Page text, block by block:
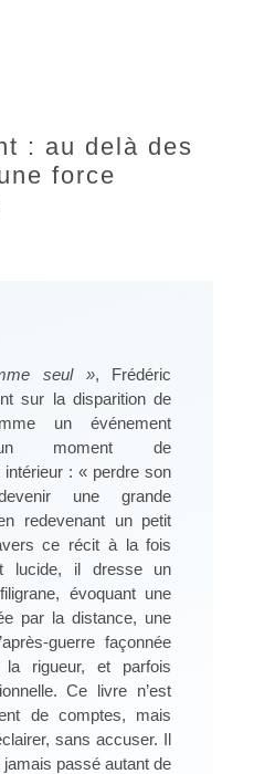
: au delà des
force
seul », Frédéric
sur la disparition de
un événement
un moment de
intérieur : « perdre son
une grande
redevenant un petit
ce récit à la fois
lucide, il dresse un
évoquant une
par la distance, une
guerre façonnée
rigueur, et parfois
Ce livre n’est
de comptes, mais
sans accuser. Il
jamais passé autant de